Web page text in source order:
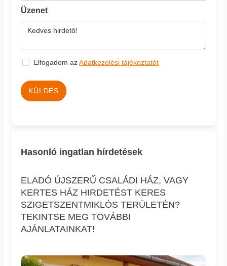
Üzenet
Elfogadom azAdatkezelési tájékoztatót
KÜLDÉS
Hasonló ingatlan hírdetések
ELADÓ ÚJSZERŰ CSALÁDI HÁZ, VAGY
KERTES HÁZ HIRDETÉST KERES
SZIGETSZENTMIKLÓS TERÜLETÉN?
TEKINTSE MEG TOVÁBBI
AJÁNLATAINKAT!